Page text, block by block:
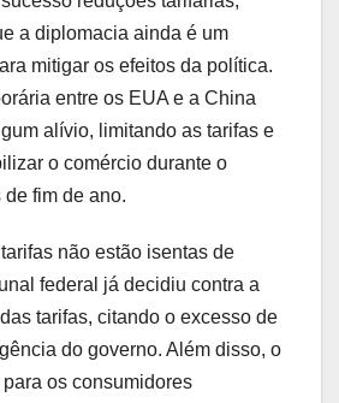
a diplomacia ainda é um
mitigar os efeitos da política.
entre os EUA e a China
alívio, limitando as tarifas e
o comércio durante o
fim de ano.
não estão isentas de
federal já decidiu contra a
tarifas, citando o excesso de
do governo. Além disso, o
os consumidores